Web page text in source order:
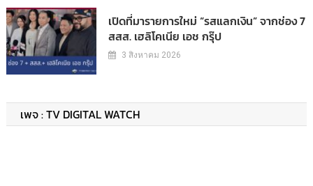
เปิดที่มารายการใหม่ “รสแลกเงิน” จากช่อง 7
สสส. เฮลิโคเนีย เอช กรุ๊ป
3 สิงหาคม 2026
เพจ : TV DIGITAL WATCH